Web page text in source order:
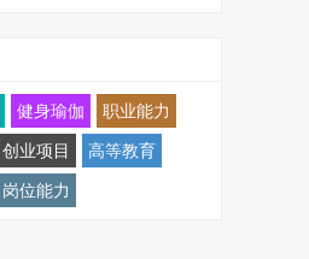
健身瑜伽 职业能力
创业项目 高等教育
岗位能力